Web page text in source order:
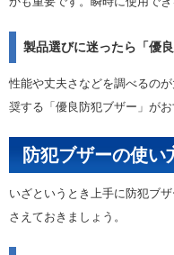
製品選びに迷ったら「優良
性能や丈夫さなどを調べるの
奨する「優良防犯ブザー」がお
防犯ブザーの使い
いざというとき上手に防犯ブ
さえておきましょう。